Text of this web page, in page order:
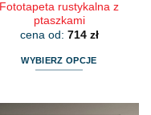
Fototapeta rustykalna z
ptaszkami
cena od: 714 zł
WYBIERZ OPCJE